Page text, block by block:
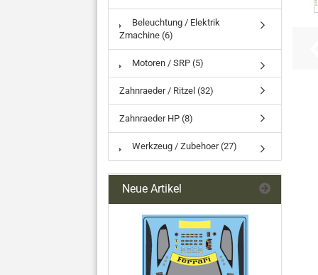
Beleuchtung / Elektrik
Zmachine (6)
Motoren / SRP (5)
Zahnraeder / Ritzel (32)
Zahnraeder HP (8)
Werkzeug / Zubehoer (27)
Neue Artikel